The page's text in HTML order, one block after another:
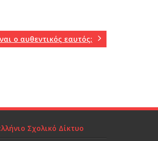
ο αυθεντικός εαυτός;
Σχολικό Δίκτυο